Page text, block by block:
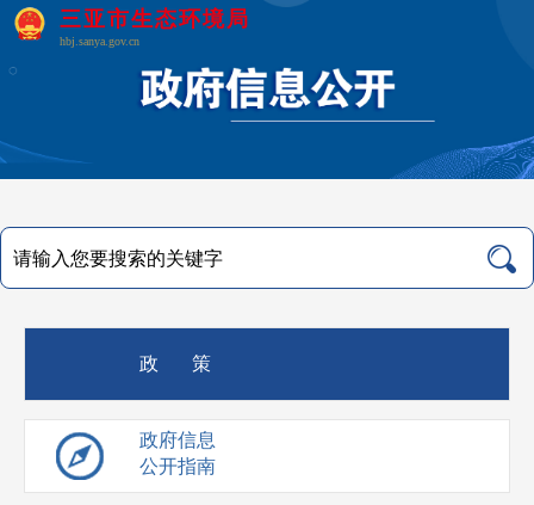
三亚市生态环境局
hbj.sanya.gov.cn
政 策
政府信息
公开指南